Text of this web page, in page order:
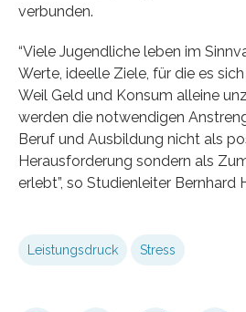
verbunden.
“Viele Jugendliche leben im
Werte, ideelle Ziele, für die es
Weil Geld und Konsum alleine
werden die notwendigen
Beruf und Ausbildung nicht als
Herausforderung sondern als
erlebt”, so Studienleiter Bernhard
Leistungsdruck Stress